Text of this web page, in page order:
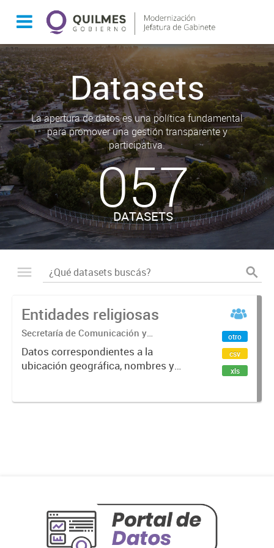
Datasets
La apertura de datos es una política fundamental
para promover una gestión transparente y
participativa.
057
DATASETS
Entidades religiosas
Secretaría de Comunicación y
Relaciones Institucionales
Datos correspondientes a la
ubicación geográfica, nombres y
otro
csv
xls